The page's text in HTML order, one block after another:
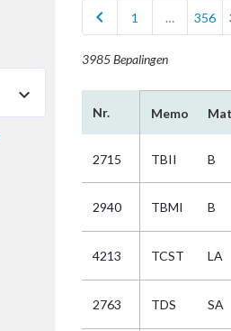
chevron_left 1 … 356
3985 Bepalingen
Nr. Memo
2715 TBII B
2940 TBMI B
4213 TCST LA
2763 TDS SA